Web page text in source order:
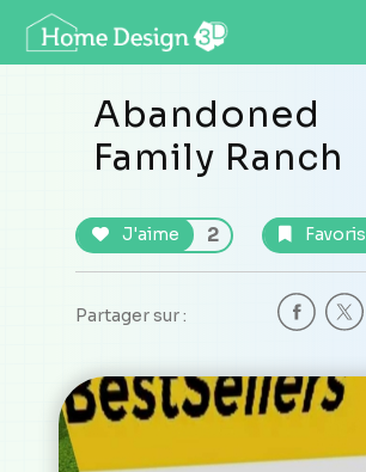
Abandoned
Family Ranch
J'aime 2 Favoris
Partager sur :